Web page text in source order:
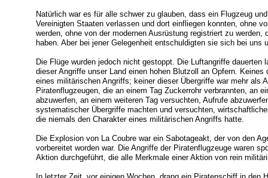
Natürlich war es für alle schwer zu glauben, dass ein Flugzeug
Vereinigten Staaten verlassen und dort einfliegen konnten, ohne
werden, ohne von der modernen Ausrüstung registriert zu
haben. Aber bei jener Gelegenheit entschuldigten sie sich bei uns
Die Flüge wurden jedoch nicht gestoppt. Die Luftangriffe
dieser Angriffe unser Land einen hohen Blutzoll an Opfern.
eines militärischen Angriffs; keiner dieser Übergriffe war mehr als
Piratenflugzeugen, die an einem Tag Zuckerrohr verbrannten, an
abzuwerfen, an einem weiteren Tag versuchten, Aufrufe
systematischer Übergriffe machten und versuchten,
die niemals den Charakter eines militärischen Angriffs hatte.
Die Explosion von La Coubre war ein Sabotageakt, der von den
vorbereitet worden war. Die Angriffe der Piratenflugzeuge waren
Aktion durchgeführt, die alle Merkmale einer Aktion von rein